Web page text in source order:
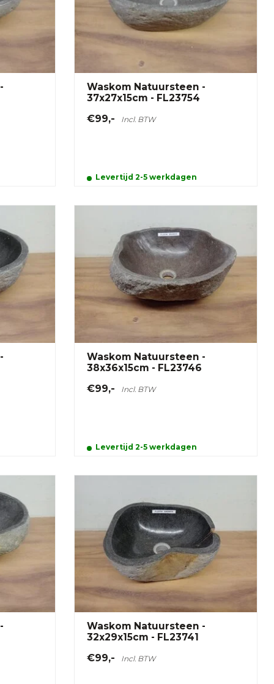
Waskom Natuursteen -
37x27x15cm - FL23754
€99,- Incl. BTW
Levertijd 2-5 werkdagen
Waskom Natuursteen -
38x36x15cm - FL23746
€99,- Incl. BTW
Levertijd 2-5 werkdagen
Waskom Natuursteen -
32x29x15cm - FL23741
€99,- Incl. BTW